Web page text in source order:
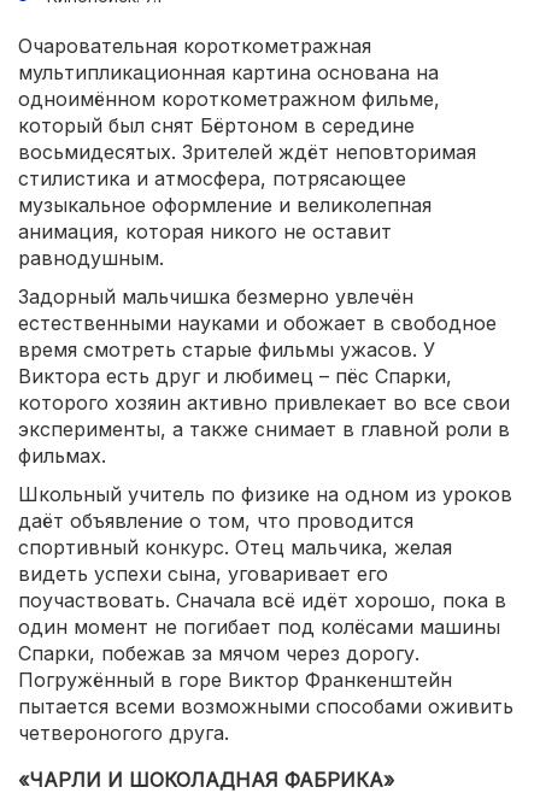
Очаровательная короткометражная
мультипликационная картина основана на
одноимённом короткометражном фильме,
который был снят Бёртоном в середине
восьмидесятых. Зрителей ждёт неповторимая
стилистика и атмосфера, потрясающее
музыкальное оформление и великолепная
анимация, которая никого не оставит
равнодушным.
Задорный мальчишка безмерно увлечён
естественными науками и обожает в свободное
время смотреть старые фильмы ужасов. У
Виктора есть друг и любимец – пёс Спарки,
которого хозяин активно привлекает во все свои
эксперименты, а также снимает в главной роли в
фильмах.
Школьный учитель по физике на одном из уроков
даёт объявление о том, что проводится
спортивный конкурс. Отец мальчика, желая
видеть успехи сына, уговаривает его
поучаствовать. Сначала всё идёт хорошо, пока в
один момент не погибает под колёсами машины
Спарки, побежав за мячом через дорогу.
Погружённый в горе Виктор Франкенштейн
пытается всеми возможными способами оживить
четвероногого друга.
«ЧАРЛИ И ШОКОЛАДНАЯ ФАБРИКА»